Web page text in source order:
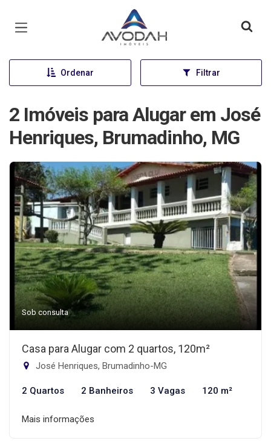
Página inicial
Ordenar Filtrar
2 Imóveis para Alugar em José
Henriques, Brumadinho, MG
Sob consulta
Casa para Alugar com 2 quartos, 120m²
José Henriques, Brumadinho-MG
2 Quartos 2 Banheiros 3 Vagas 120 m²
Mais informações